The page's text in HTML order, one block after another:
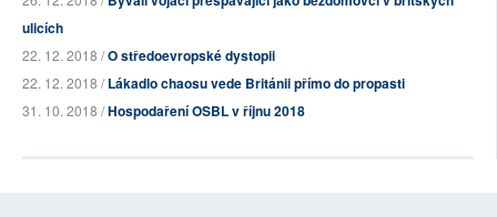
ulicích
22. 12. 2018 /O středoevropské dystopii
22. 12. 2018 /Lákadlo chaosu vede Británii přímo do propasti
31. 10. 2018 /Hospodaření OSBL v říjnu 2018